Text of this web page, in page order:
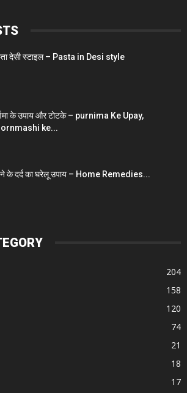
देसी स्टाइल – Pasta in Desi style
के उपाय और टोटके – purnima Ke Upay,
ke...
के दर्द का घरेलू उपाय – Home Remedies...
204
158
120
74
21
18
17